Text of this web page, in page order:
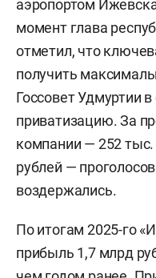
аэропортом
момент глава
отметил, что
получить
Госсовет Удмуртии
приватизацию. За
компании — 252
рублей —
воздержались.
По итогам 2025-го
прибыль 1,7 млрд